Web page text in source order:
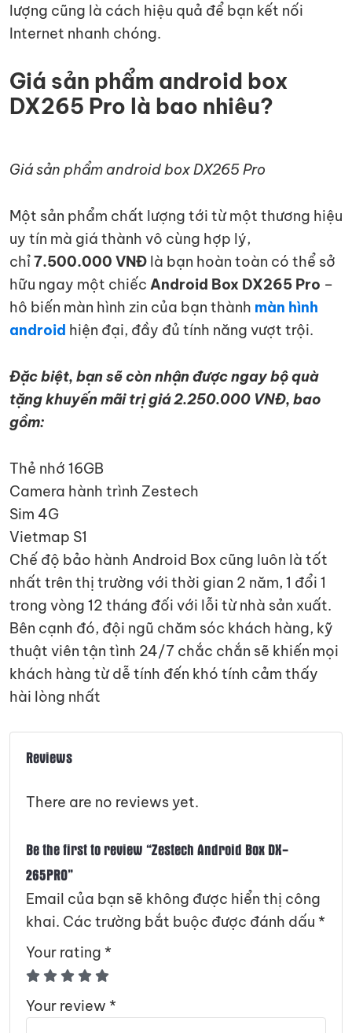
lượng cũng là cách hiệu quả để bạn kết nối
Internet nhanh chóng.
Giá sản phẩm android box
DX265 Pro là bao nhiêu?
Giá sản phẩm android box DX265 Pro
Một sản phẩm chất lượng tới từ một thương hiệu
uy tín mà giá thành vô cùng hợp lý,
chỉ7.500.000 VNĐ là bạn hoàn toàn có thể sở
hữu ngay một chiếc Android Box DX265 Pro –
hô biến màn hình zin của bạn thành màn hình
android hiện đại, đầy đủ tính năng vượt trội.
Đặc biệt, bạn sẽ còn nhận được ngay bộ quà
tặng khuyến mãi trị giá 2.250.000 VNĐ, bao
gồm:
Thẻ nhớ 16GB
Camera hành trình Zestech
Sim 4G
Vietmap S1
Chế độ bảo hành Android Box cũng luôn là tốt
nhất trên thị trường với thời gian 2 năm, 1 đổi 1
trong vòng 12 tháng đối với lỗi từ nhà sản xuất.
Bên cạnh đó, đội ngũ chăm sóc khách hàng, kỹ
thuật viên tận tình 24/7 chắc chắn sẽ khiến mọi
khách hàng từ dễ tính đến khó tính cảm thấy
hài lòng nhất
Reviews
There are no reviews yet.
Be the first to review “Zestech Android Box DX-
265PRO”
Email của bạn sẽ không được hiển thị công
khai. Các trường bắt buộc được đánh dấu *
Your rating *
Your review *